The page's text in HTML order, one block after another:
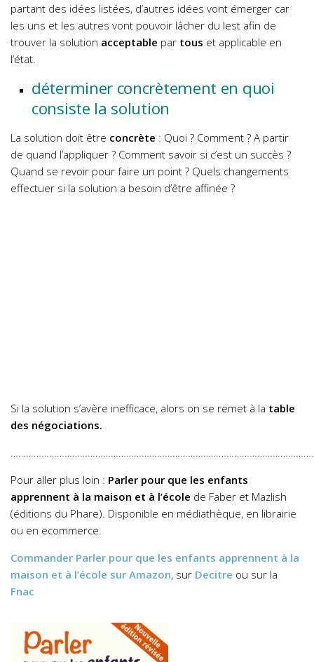
partant des idées listées, d’autres idées vont émerger car
les uns et les autres vont pouvoir lâcher du lest afin de
trouver la solution acceptable par tous et applicable en
l’état.
déterminer concrètement en quoi
consiste la solution
La solution doit être concrète : Quoi ? Comment ? A partir
de quand l’appliquer ? Comment savoir si c’est un succès ?
Quand se revoir pour faire un point ? Quels changements
effectuer si la solution a besoin d’être affinée ?
Si la solution s’avère inefficace, alors on se remet à la table
des négociations.
Pour aller plus loin : Parler pour que les enfants
apprennent à la maison et à l’école de Faber et Mazlish
(éditions du Phare). Disponible en médiathèque, en librairie
ou en ecommerce.
Commander Parler pour que les enfants apprennent à la
maison et à l’école sur Amazon, sur Decitre ou sur la
Fnac